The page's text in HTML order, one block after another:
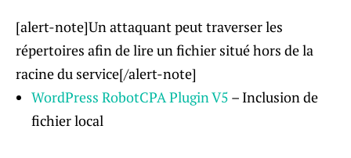
[alert-note]Un attaquant peut traverser les
répertoires afin de lire un fichier situé hors de la
racine du service[/alert-note]
WordPress RobotCPA Plugin V5 – Inclusion de
fichier local